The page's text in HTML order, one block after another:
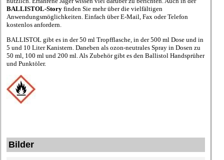
BALLISTOL-Story finden Sie mehr über die vielfältigen
Anwendungsmöglichkeiten. Einfach über E-Mail, Fax oder Telefon
kostenlos anfordern.
BALLISTOL gibt es in der 50 ml Tropfflasche, in der 500 ml Dose und in
5 und 10 Liter Kanistern. Daneben als ozon-neutrales Spray in Dosen zu
50 ml, 100 ml und 200 ml. Als Zubehör gibt es den Ballistol Handsprüher
und Punktöler.
Bilder